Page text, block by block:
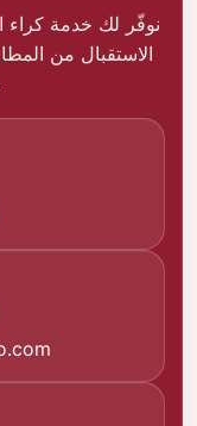
نوفّر لك خدمة كراء
الاستقبال من